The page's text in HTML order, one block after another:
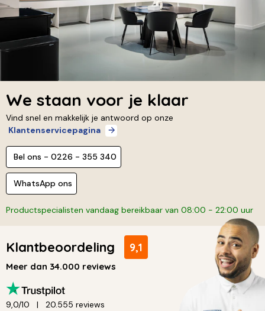
We staan voor je klaar
Vind snel en makkelijk je antwoord op onze
Klantenservicepagina
Bel ons - 0226 - 355 340
WhatsApp ons
Productspecialisten vandaag bereikbaar van 08:00 - 22:00 uur
Klantbeoordeling 9,1
Meer dan 34.000 reviews
9,0/10 20.555 reviews